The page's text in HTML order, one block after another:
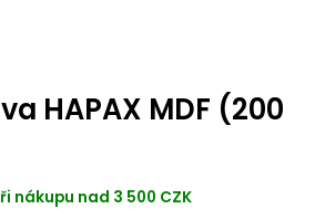
HAPAX MDF (200
nákupu nad 3 500 CZK